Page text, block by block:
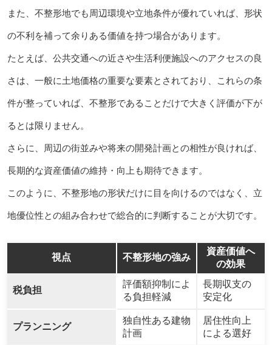
また、不整形地でも周辺環境や立地条件が優れていれば、形状
の不利を補って余りある価値を持つ場合があります。
たとえば、公共交通への近さや生活利便施設へのアクセスの良
さは、一般に土地価格の重要な要素とされており、これらの条
件が整っていれば、不整形であることだけで大きく評価が下が
るとは限りません。
さらに、周辺の街並みや将来の開発計画との相性が良ければ、
長期的な資産価値の維持・向上も期待できます。
このように、不整形地の形状だけに目を向けるのではなく、立
地優位性との組み合わせで総合的に判断することが大切です。
視点 不整形地の強み
資産価値へ
の効果
税負担
評価額抑制によ
る負担軽減
長期収支の
安定化
プランニング
独自性ある建物
計画
居住性向上
による選好